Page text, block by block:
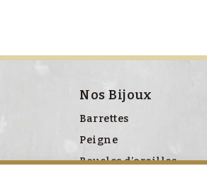
Nos Bijoux
Barrettes
Peigne
Boucles d’oreilles